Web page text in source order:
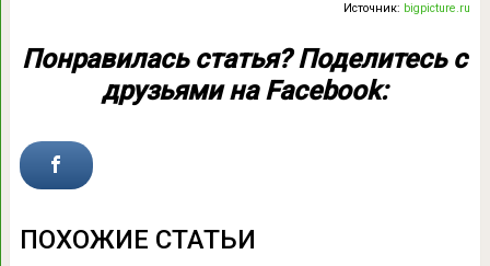
Источник: bigpicture.ru
Понравилась статья? Поделитесь с
друзьями на Facebook:
ПОХОЖИЕ СТАТЬИ